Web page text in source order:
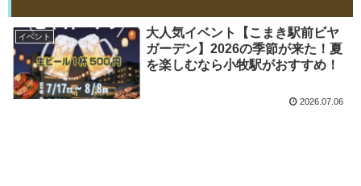
イベント
大人気イベント【こまき駅前ビヤ
ガーデン】2026の季節が来た！夏
を楽しむなら小牧駅がおすすめ！
2026.07.06